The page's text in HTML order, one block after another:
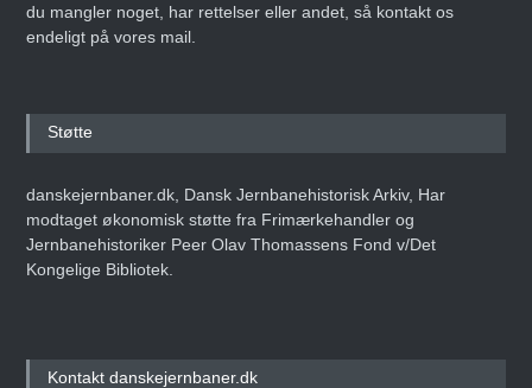
du mangler noget, har rettelser eller andet, så kontakt os
endeligt på vores mail.
Støtte
danskejernbaner.dk, Dansk Jernbanehistorisk Arkiv, Har
modtaget økonomisk støtte fra Frimærkehandler og
Jernbanehistoriker Peer Olav Thomassens Fond v/Det
Kongelige Bibliotek.
Kontakt danskejernbaner.dk